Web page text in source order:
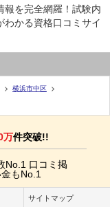
報を完全網羅！試験内
わかる資格口コミサイ
横浜市中区
万件突破!!
サイトマップ